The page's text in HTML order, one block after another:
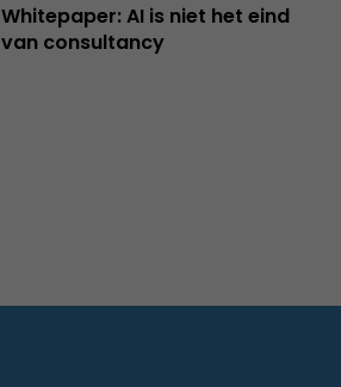
Whitepaper: AI is niet het eind
van consultancy